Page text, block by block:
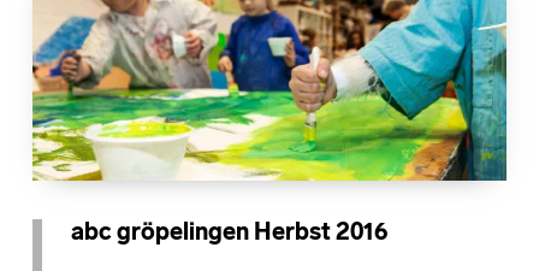
abc gröpelingen Herbst 2016